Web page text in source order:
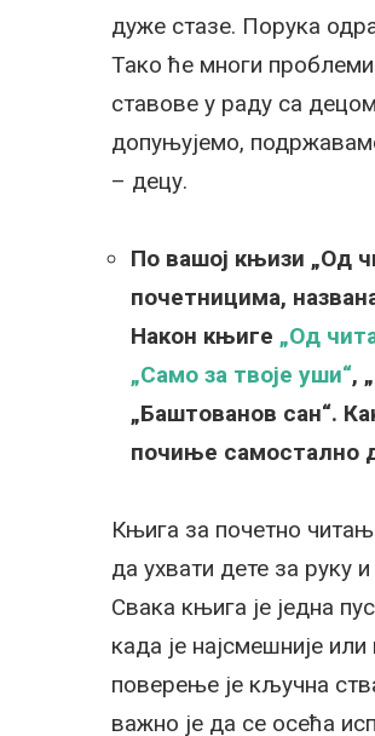
дуже стазе. Порука
Тако ће многи
ставове у раду са
допуњујемо,
– децу.
По вашој књизи „Од
почетницима,
Након књиге „Од
„Само за твоје уши“,
„Баштованов сан“.
почиње самостално
Књига за почетно
да ухвати дете за руку
Свака књига је једна
када је најсмешније
поверење је кључна
важно је да се осећа